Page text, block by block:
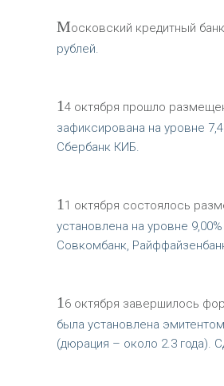
Московский кредитный
рублей.
1 4 октября прошло
зафиксирована на уровне
Сбербанк КИБ.
1 1 октября состоялось
установлена на уровне
Совкомбанк,
1 6 октября завершилось
была установлена
(дюрация – около 2.3 года).